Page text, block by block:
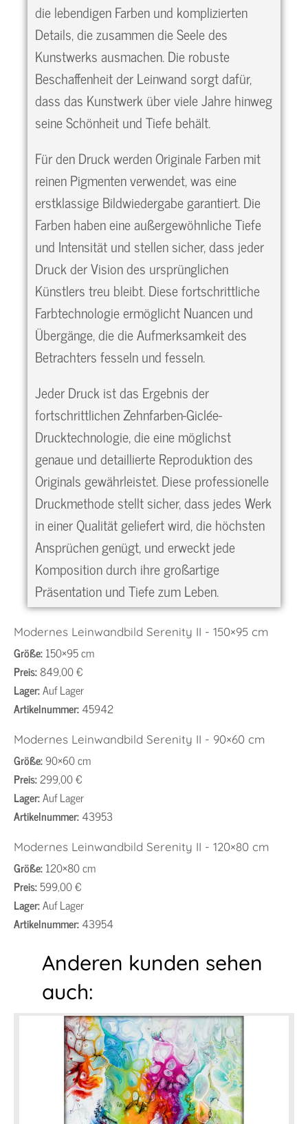
die lebendigen Farben und komplizierten
Details, die zusammen die Seele des
Kunstwerks ausmachen. Die robuste
Beschaffenheit der Leinwand sorgt dafür,
dass das Kunstwerk über viele Jahre hinweg
seine Schönheit und Tiefe behält.
Für den Druck werden Originale Farben mit
reinen Pigmenten verwendet, was eine
erstklassige Bildwiedergabe garantiert. Die
Farben haben eine außergewöhnliche Tiefe
und Intensität und stellen sicher, dass jeder
Druck der Vision des ursprünglichen
Künstlers treu bleibt. Diese fortschrittliche
Farbtechnologie ermöglicht Nuancen und
Übergänge, die die Aufmerksamkeit des
Betrachters fesseln und fesseln.
Jeder Druck ist das Ergebnis der
fortschrittlichen Zehnfarben-Giclée-
Drucktechnologie, die eine möglichst
genaue und detaillierte Reproduktion des
Originals gewährleistet. Diese professionelle
Druckmethode stellt sicher, dass jedes Werk
in einer Qualität geliefert wird, die höchsten
Ansprüchen genügt, und erweckt jede
Komposition durch ihre großartige
Präsentation und Tiefe zum Leben.
Modernes Leinwandbild Serenity II - 150×95 cm
Größe:150×95 cm
Preis:849,00 €
Lager:Auf Lager
Artikelnummer:45942
Modernes Leinwandbild Serenity II - 90×60 cm
Größe:90×60 cm
Preis:299,00 €
Lager:Auf Lager
Artikelnummer:43953
Modernes Leinwandbild Serenity II - 120×80 cm
Größe:120×80 cm
Preis:599,00 €
Lager:Auf Lager
Artikelnummer:43954
Anderen kunden sehen
auch: